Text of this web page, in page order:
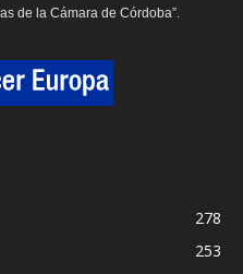
de la Cámara de Córdoba”.
278
253